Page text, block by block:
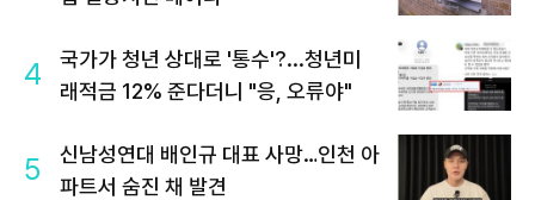
4
국가가 청년 상대로 '통수'?...청년미
래적금 12% 준다더니 "응, 오류야"
5
신남성연대 배인규 대표 사망…인천 아
파트서 숨진 채 발견